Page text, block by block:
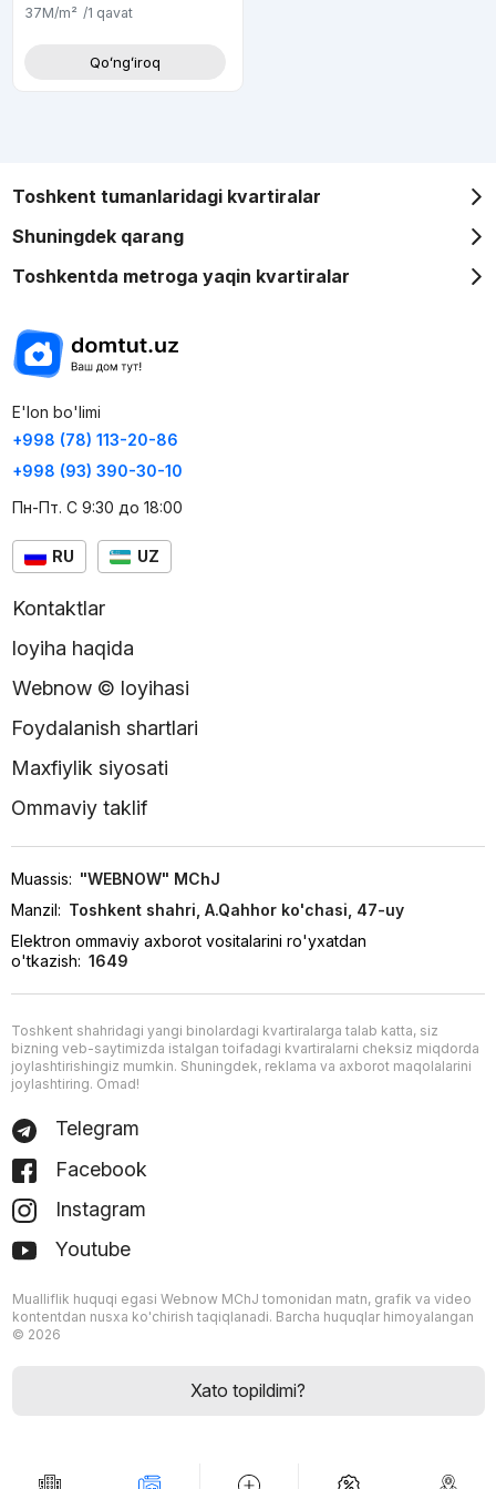
37M/m² /1 qavat
Qoʻngʻiroq
Toshkent tumanlaridagi kvartiralar
Shuningdek qarang
Toshkentda metroga yaqin kvartiralar
E'lon bo'limi
+998 (78) 113-20-86
+998 (93) 390-30-10
Пн-Пт. С 9:30 до 18:00
RU UZ
Kontaktlar
loyiha haqida
Webnow © loyihasi
Foydalanish shartlari
Maxfiylik siyosati
Ommaviy taklif
Muassis: "WEBNOW" MChJ
Manzil: Toshkent shahri, A.Qahhor ko'chasi, 47-uy
Elektron ommaviy axborot vositalarini ro'yxatdan
o'tkazish: 1649
Toshkent shahridagi yangi binolardagi kvartiralarga talab katta, siz
bizning veb-saytimizda istalgan toifadagi kvartiralarni cheksiz miqdorda
joylashtirishingiz mumkin. Shuningdek, reklama va axborot maqolalarini
joylashtiring. Omad!
Telegram
Facebook
Instagram
Youtube
Mualliflik huquqi egasi Webnow MChJ tomonidan matn, grafik va video
kontentdan nusxa ko'chirish taqiqlanadi. Barcha huquqlar himoyalangan
© 2026
Xato topildimi?